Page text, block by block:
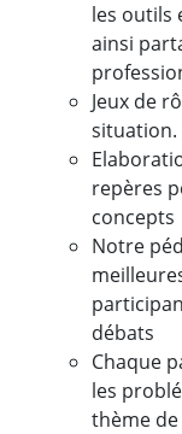
les outils
ainsi
Jeux de
situation.
repères
concepts
Notre
débats
Chaque
les
thème